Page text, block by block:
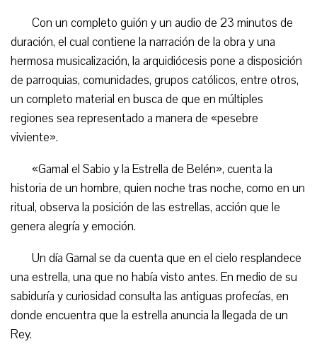
Con un completo guión y un audio de 23 minutos de
duración, el cual contiene la narración de la obra y una
hermosa musicalización, la arquidiócesis pone a disposición
de parroquias, comunidades, grupos católicos, entre otros,
un completo material en busca de que en múltiples
regiones sea representado a manera de «pesebre
viviente».
«Gamal el Sabio y la Estrella de Belén», cuenta la
historia de un hombre, quien noche tras noche, como en un
ritual, observa la posición de las estrellas, acción que le
genera alegría y emoción.
Un día Gamal se da cuenta que en el cielo resplandece
una estrella, una que no había visto antes. En medio de su
sabiduría y curiosidad consulta las antiguas profecías, en
donde encuentra que la estrella anuncia la llegada de un
Rey.